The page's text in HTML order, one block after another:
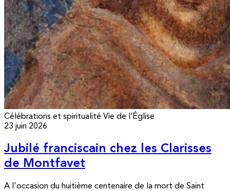
Célébrations et spiritualité Vie de l’Église
23 juin 2026
Jubilé franciscain chez les Clarisses
de Montfavet
A l'occasion du huitième centenaire de la mort de Saint